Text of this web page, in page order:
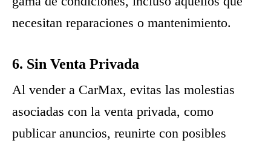
necesitan reparaciones o mantenimiento.
6. Sin Venta Privada
Al vender a CarMax, evitas las molestias
asociadas con la venta privada, como
publicar anuncios, reunirte con posibles